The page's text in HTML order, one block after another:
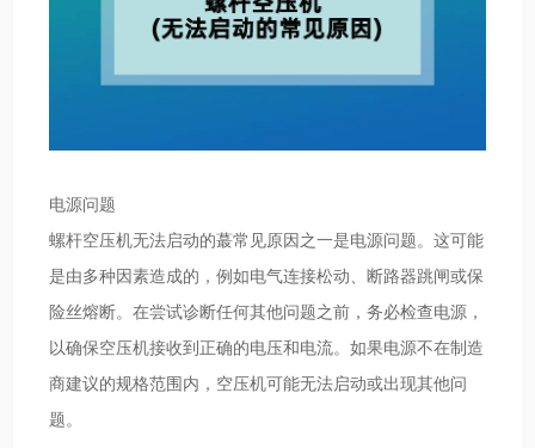
电源问题
螺杆空压机无法启动的蕞常见原因之一是电源问题。这可能
是由多种因素造成的，例如电气连接松动、断路器跳闸或保
险丝熔断。在尝试诊断任何其他问题之前，务必检查电源，
以确保空压机接收到正确的电压和电流。如果电源不在制造
商建议的规格范围内，空压机可能无法启动或出现其他问
题。